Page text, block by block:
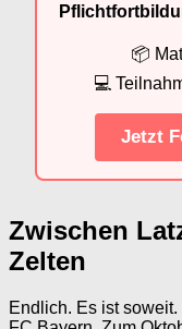
📦
💻
Jetzt
Zwischen
Zelten
Endlich. Es ist